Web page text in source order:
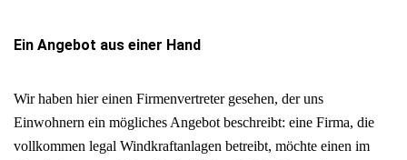
Ein Angebot aus einer Hand
Wir haben hier einen Firmenvertreter gesehen, der uns
Einwohnern ein mögliches Angebot beschreibt: eine Firma, die
vollkommen legal Windkraftanlagen betreibt, möchte einen im